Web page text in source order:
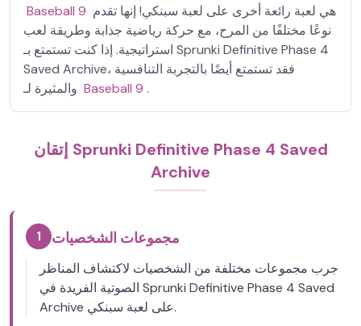
Baseball 9
نوعًا مختلفًا من المرح، مع حركة رياضية جذابة وطريقة لعب
استراتيجية. إذا كنت تستمتع بـ Sprunki Definitive Phase 4
Saved Archive، فقد تستمتع أيضًا بالتجربة التنافسية
Baseball 9 .
إتقان Sprunki Definitive Phase 4 Saved
Archive
1 مجموعات الشخصيات
جرب مجموعات مختلفة من الشخصيات لاكتشاف المناظر
الصوتية الفريدة في Sprunki Definitive Phase 4 Saved
Archive على لعبة سبنكي.